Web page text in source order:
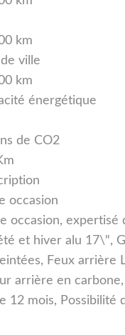
km
ville
km
énergétique
de CO2
occasion
occasion, expertisé
et hiver alu 17\",
Feux arrière
arrière en carbone,
12 mois, Possibilité